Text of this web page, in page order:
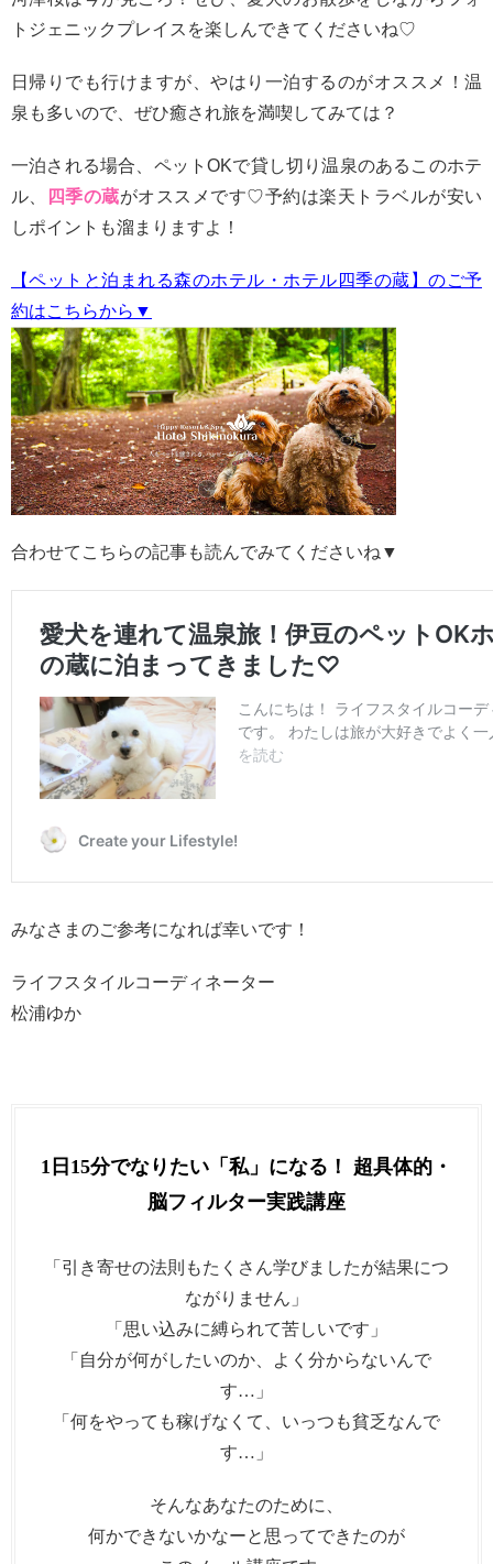
トジェニックプレイスを楽しんできてくださいね♡
日帰りでも行けますが、やはり一泊するのがオススメ！温
泉も多いので、ぜひ癒され旅を満喫してみては？
一泊される場合、ペットOKで貸し切り温泉のあるこのホテ
ル、
四季の蔵がオススメです♡予約は楽天トラベルが安い
しポイントも溜まりますよ！
【ペットと泊まれる森のホテル・ホテル四季の蔵】のご予
約はこちらから▼
合わせてこちらの記事も読んでみてくださいね▼
みなさまのご参考になれば幸いです！
ライフスタイルコーディネーター
松浦ゆか
1日15分でなりたい「私」になる！ 超具体的・
脳フィルター実践講座
「引き寄せの法則もたくさん学びましたが結果につ
ながりません」
「思い込みに縛られて苦しいです」
「自分が何がしたいのか、よく分からないんで
す…」
「何をやっても稼げなくて、いっつも貧乏なんで
す…」
そんなあなたのために、
何かできないかなーと思ってできたのが